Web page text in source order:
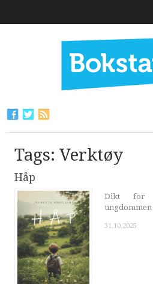
Tags: Verktøy
Håp
Dikt for
ungdommen
31.10.2025